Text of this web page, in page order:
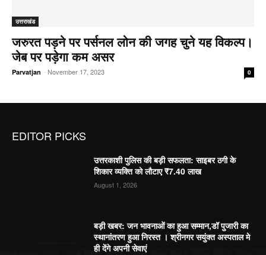
उत्तराखंड
जरुरत पड़ने पर पर्सनल लोन की जगह चुने यह विकल्प।
जेब पर पड़ेगा कम असर
Parvatjan - November 17, 2023 0
EDITOR PICKS
उत्तरकाशी पुलिस की बड़ी सफलता: साइबर ठगी के
शिकार व्यक्ति को लौटाए ₹7.40 लाख
August 1, 2026
बड़ी खबर: जन भावनाओं का हुआ सम्मान,डॉ पुजारी का
स्थानांतरण हुआ निरस्त । श्रीनगर सयुंक्त अस्पताल मे
ही देंगे अपनी सेवाएं